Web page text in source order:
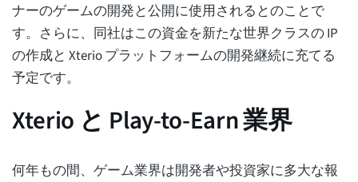
ナーのゲームの開発と公開に使用されるとのことで
す。さらに、同社はこの資金を新たな世界クラスの IP
の作成と Xterio プラットフォームの開発継続に充てる
予定です。
Xterio と Play-to-Earn 業界
何年もの間、ゲーム業界は開発者や投資家に多大な報